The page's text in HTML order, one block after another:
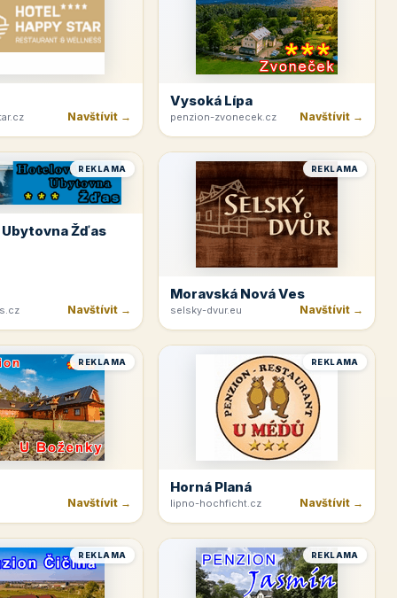
Navštívit →
Vysoká Lípa
penzion-zvonecek.cz Navštívit →
REKLAMA
Žďas
Navštívit →
REKLAMA
Moravská Nová Ves
selsky-dvur.eu Navštívit →
REKLAMA
Navštívit →
REKLAMA
Horná Planá
lipno-hochficht.cz Navštívit →
REKLAMA REKLAMA